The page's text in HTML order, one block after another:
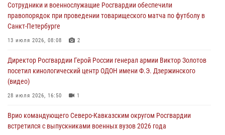
посетили мастер-класс по художественной гимнастике
05 августа 2026, 13:00 3
Офицеры Росгвардии и ветераны войск правопорядка почтили
05 августа 2026, 12:40
Росгвардейцы приняли участие в акции «Волна памяти»,
посвящённой 83‑й годовщине освобождения Белгорода от
05 августа 2026, 12:13 1
Сотрудники и военнослужащие Росгвардии обеспечили
правопорядок при проведении товарищеского матча по футболу в
Санкт-Петербурге
13 июля 2026, 08:08 2
Директор Росгвардии Герой России генерал армии Виктор Золотов
посетил кинологический центр ОДОН имени Ф.Э. Дзержинского
(видео)
28 июля 2026, 16:50 1
Врио командующего Северо-Кавказским округом Росгвардии
встретился с выпускниками военных вузов 2026 года